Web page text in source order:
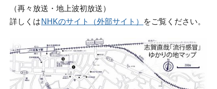
（再々放送・地上波初放送）
詳しくは NHKのサイト（外部サイト） をご覧ください。